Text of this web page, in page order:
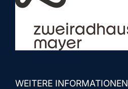
WEITERE INFORMATIONEN